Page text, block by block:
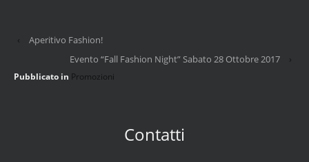
‹
Aperitivo Fashion!
Evento “Fall Fashion Night” Sabato 28 Ottobre 2017
›
Pubblicato in Promozioni
Contatti